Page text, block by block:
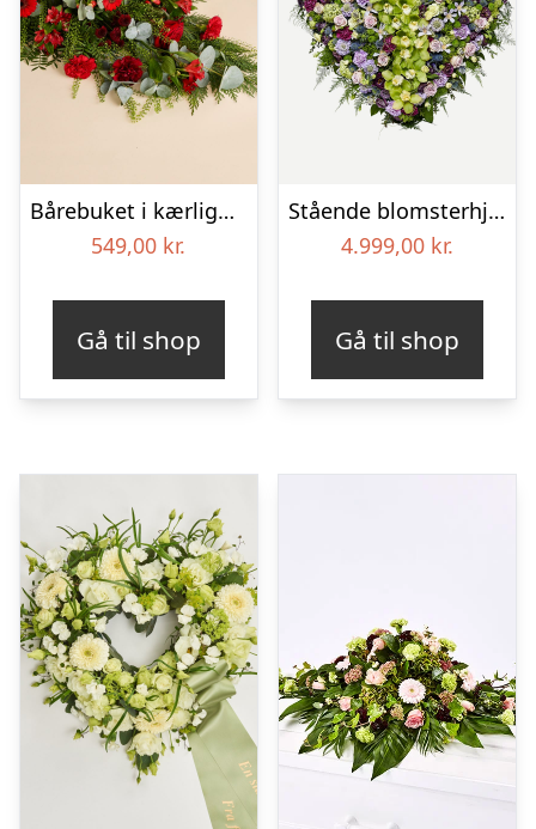
Bårebuket i kærlighedens farver
549,00 kr.
Gå til shop
Stående blomsterhjerte – Et eksklusivt farvel
4.999,00 kr.
Gå til shop